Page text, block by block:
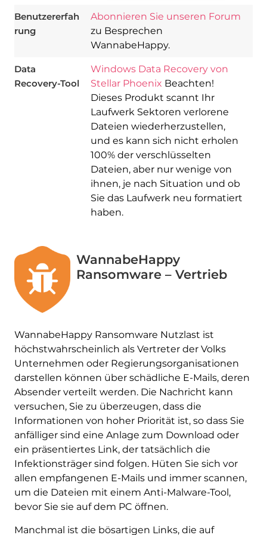
Benutzererfah
rung
Abonnieren Sie unseren Forum
zu Besprechen
WannabeHappy.
Data
Recovery-Tool
Windows Data Recovery von
Stellar Phoenix Beachten!
Dieses Produkt scannt Ihr
Laufwerk Sektoren verlorene
Dateien wiederherzustellen,
und es kann sich nicht erholen
100% der verschlüsselten
Dateien, aber nur wenige von
ihnen, je nach Situation und ob
Sie das Laufwerk neu formatiert
haben.
WannabeHappy
Ransomware – Vertrieb
WannabeHappy Ransomware Nutzlast ist
höchstwahrscheinlich als Vertreter der Volks
Unternehmen oder Regierungsorganisationen
darstellen können über schädliche E-Mails, deren
Absender verteilt werden. Die Nachricht kann
versuchen, Sie zu überzeugen, dass die
Informationen von hoher Priorität ist, so dass Sie
anfälliger sind eine Anlage zum Download oder
ein präsentiertes Link, der tatsächlich die
Infektionsträger sind folgen. Hüten Sie sich vor
allen empfangenen E-Mails und immer scannen,
um die Dateien mit einem Anti-Malware-Tool,
bevor Sie sie auf dem PC öffnen.
Manchmal ist die bösartigen Links, die auf